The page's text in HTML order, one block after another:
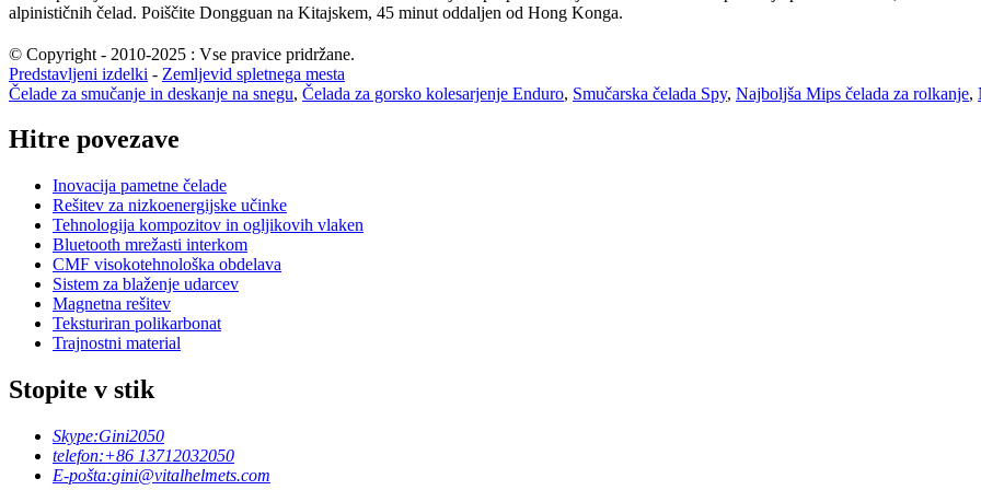
alpinističnih čelad. Poiščite Dongguan na Kitajskem, 45 minut oddaljen od Hong Konga.
© Copyright - 2010-2025 : Vse pravice pridržane.
Predstavljeni izdelki - Zemljevid spletnega mesta
Čelade za smučanje in deskanje na snegu, Čelada za gorsko kolesarjenje Enduro, Smučarska čelada Spy, Najboljša Mips čelada za rolkanje,
Hitre povezave
Inovacija pametne čelade
Rešitev za nizkoenergijske učinke
Tehnologija kompozitov in ogljikovih vlaken
Bluetooth mrežasti interkom
CMF visokotehnološka obdelava
Sistem za blaženje udarcev
Magnetna rešitev
Teksturiran polikarbonat
Trajnostni material
Stopite v stik
Skype:Gini2050
telefon:+86 13712032050
E-pošta:gini@vitalhelmets.com